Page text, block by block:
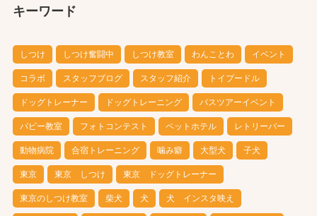
キーワード
しつけ しつけ奮闘中 しつけ教室 わんことわ イベント
コラボ スタッフブログ スタッフ紹介 トイプードル
ドッグトレーナー ドッグトレーニング バスツアーイベント
パピー教室 フォトコンテスト ペットホテル レトリーバー
動物病院 合宿トレーニング 噛み癖 大型犬 子犬
東京 東京 しつけ 東京 ドッグトレーナー
東京のしつけ教室 柴犬 犬 犬 インスタ映え